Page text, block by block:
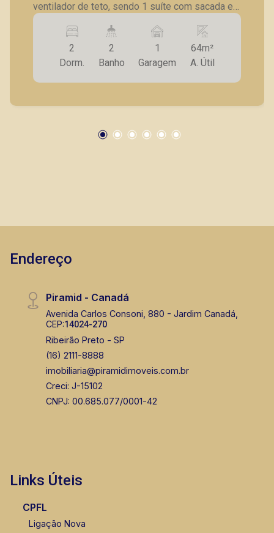
Corretor(a) Online
CORRETOR DE PLANTÃO
Lucelia Mariotti
Fabiana Gonçalves
CRECI 293.460 - Venda
Corretor(a) Online
CORRETOR DE PLANTÃO
ventilador de teto, sendo 1 suíte com sacada e
ar condicionado; - Sala para 2 ambientes com
ventilador de teto; - Sacada; - Banheiro social; -
Cozinha planejada; - Área de serviço com
armário; - 1 vaga de garagem. Também temos
imóveis no Jardim Nova Aliança Sul, Jardim
próximos a mercados, farmácias, escolas, além
2
Dorm.
2
Banho
1
Garagem
64m²
A. Útil
Endereço
Piramid - Canadá
Avenida Carlos Consoni, 880 - Jardim Canadá,
CEP:14024-270
Ribeirão Preto - SP
(16) 2111-8888
imobiliaria@piramidimoveis.com.br
Creci: J-15102
CNPJ: 00.685.077/0001-42
Links Úteis
CPFL
Ligação Nova